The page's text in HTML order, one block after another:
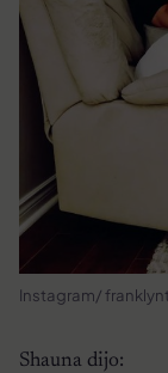
Instagram/
Shauna dijo: